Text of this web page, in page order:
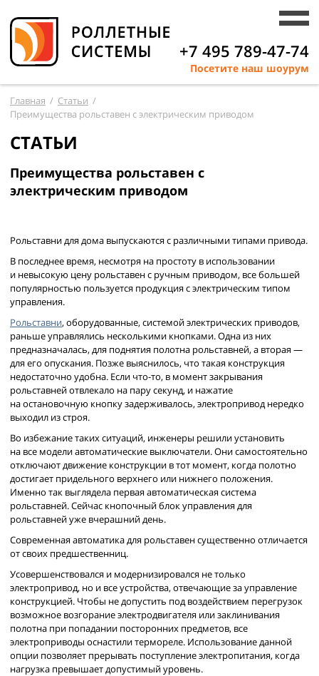
+7 495 789-47-74
Посетите наш шоурум
Главная / Статьи /
Преимущества рольставен с электрическим приводом
СТАТЬИ
Преимущества рольставен с
электрическим приводом
Рольставни для дома выпускаются с различными типами привода.
В последнее время, несмотря на простоту в использовании
и невысокую цену рольставен с ручным приводом, все большей
популярностью пользуется продукция с электрическим типом
управления.
Рольставни, оборудованные, системой электрических приводов,
раньше управлялись несколькими кнопками. Одна из них
предназначалась, для поднятия полотна рольставней, а вторая —
для его опускания. Позже выяснилось, что такая конструкция
недостаточно удобна. Если что-то, в момент закрывания
рольставней отвлекало на пару секунд, и нажатие
на остановочную кнопку задерживалось, электропривод нередко
выходил из строя.
Во избежание таких ситуаций, инженеры решили установить
на все модели автоматические выключатели. Они самостоятельно
отключают движение конструкции в тот момент, когда полотно
достигает придельного верхнего или нижнего положения.
Именно так выглядела первая автоматическая система
рольставней. Сейчас кнопочный блок управления для
рольставней уже вчерашний день.
Современная автоматика для рольставен существенно отличается
от своих предшественниц.
Усовершенствовался и модернизировался не только
электропривод, но и все устройства, отвечающие за управление
конструкцией. Чтобы не допустить под воздействием перегрузок
возможное возгорание электродвигателя или заклинивания
полотна при попадании посторонних предметов, все
электроприводы оснастили термореле. Использование данной
опции позволяет прерывать поступление электропитания, когда
нагрузка превышает допустимый уровень.